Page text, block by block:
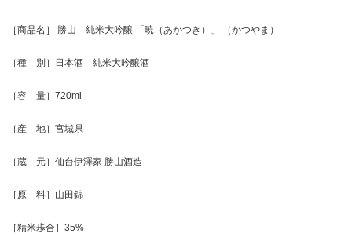
［商品名］ 勝山 純米大吟醸 「暁（あかつき）」 （かつやま）
［種 別］日本酒 純米大吟醸酒
［容 量］720ml
［産 地］宮城県
［蔵 元］仙台伊澤家 勝山酒造
［原 料］山田錦
［精米歩合］35%